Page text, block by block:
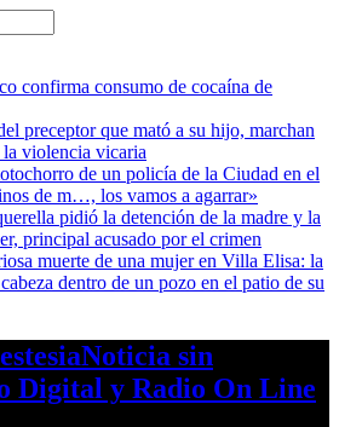
confirma consumo de cocaína de
preceptor que mató a su hijo, marchan
violencia vicaria
de un policía de la Ciudad en el
de m…, los vamos a agarrar»
pidió la detención de la madre y la
principal acusado por el crimen
muerte de una mujer en Villa Elisa: la
dentro de un pozo en el patio de su
Noticia sin
Digital y Radio On Line